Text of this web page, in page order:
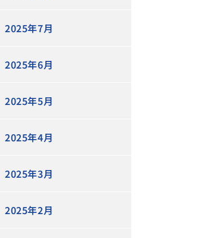
2025年7月
2025年6月
2025年5月
2025年4月
2025年3月
2025年2月